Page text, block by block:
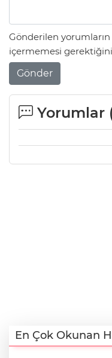
Gönderilen
içermemesi gerektiğini
Gönder
Yorumlar
En Çok Okunan